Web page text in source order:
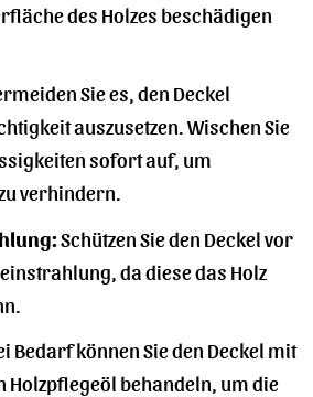
des Holzes beschädigen
Sie es, den Deckel
auszusetzen. Wischen Sie
sofort auf, um
verhindern.
Schützen Sie den Deckel vor
da diese das Holz
Bedarf können Sie den Deckel mit
Holzpflegeöl behandeln, um die